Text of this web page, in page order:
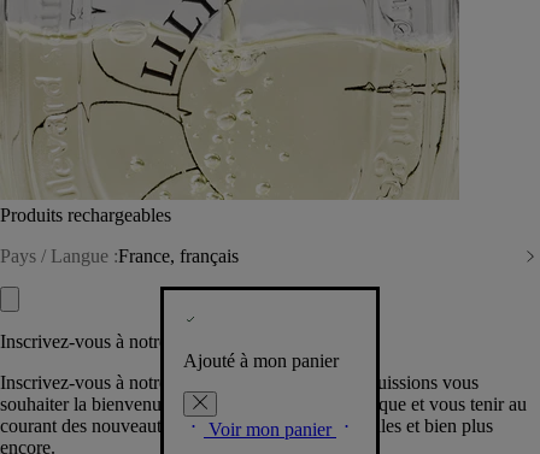
Produits rechargeables
Pays / Langue :France, français
Ajouté à mon panier
Voir mon panier
Inscrivez-vous à notre Newsletter
Inscrivez-vous à notre newsletter pour que nous puissions vous
souhaiter la bienvenue dans la communauté Diptyque et vous tenir au
courant des nouveautés, événements, offres spéciales et bien plus
encore.